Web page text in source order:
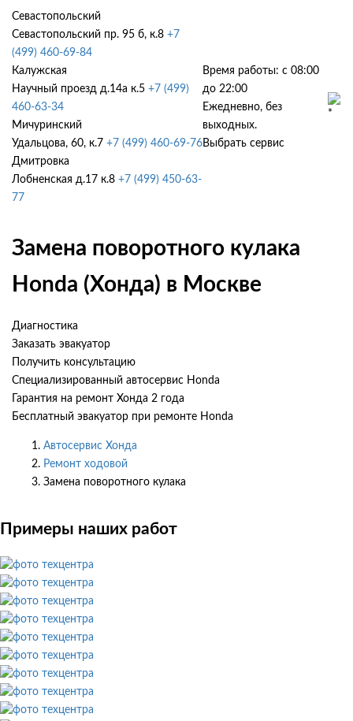
Севастопольский
Севастопольский пр. 95 б, к.8 +7
(499) 460-69-84
Калужская
Научный проезд д.14а к.5 +7 (499)
460-63-34
Мичуринский
Удальцова, 60, к.7 +7 (499) 460-69-76
Дмитровка
Лобненская д.17 к.8 +7 (499) 450-63-
77
Время работы: с 08:00
до 22:00
Ежедневно, без
выходных.
Выбрать сервис
Замена поворотного кулака
Honda (Хонда) в Москве
Диагностика
Заказать эвакуатор
Получить консультацию
Специализированный автосервис Honda
Гарантия на ремонт Хонда 2 года
Бесплатный эвакуатор при ремонте Honda
Автосервис Хонда
Ремонт ходовой
Замена поворотного кулака
Примеры наших работ